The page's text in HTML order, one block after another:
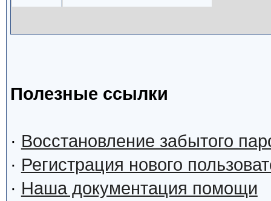
Полезные ссылки
· Восстановление забытого
· Регистрация нового
· Наша документация помощи